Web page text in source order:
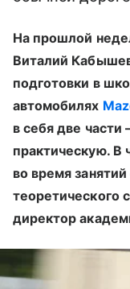
На прошлой
Виталий
подготовки в
автомобилях
в себя две части
практическую. В
во время
теоретического
директор